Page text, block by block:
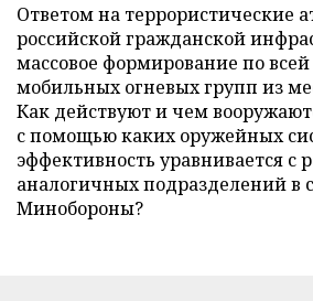
Ответом на террористические
российской гражданской
массовое формирование по всей
мобильных огневых групп из
Как действуют и чем
с помощью каких оружейных
эффективность уравнивается с
аналогичных подразделений в
Минобороны?